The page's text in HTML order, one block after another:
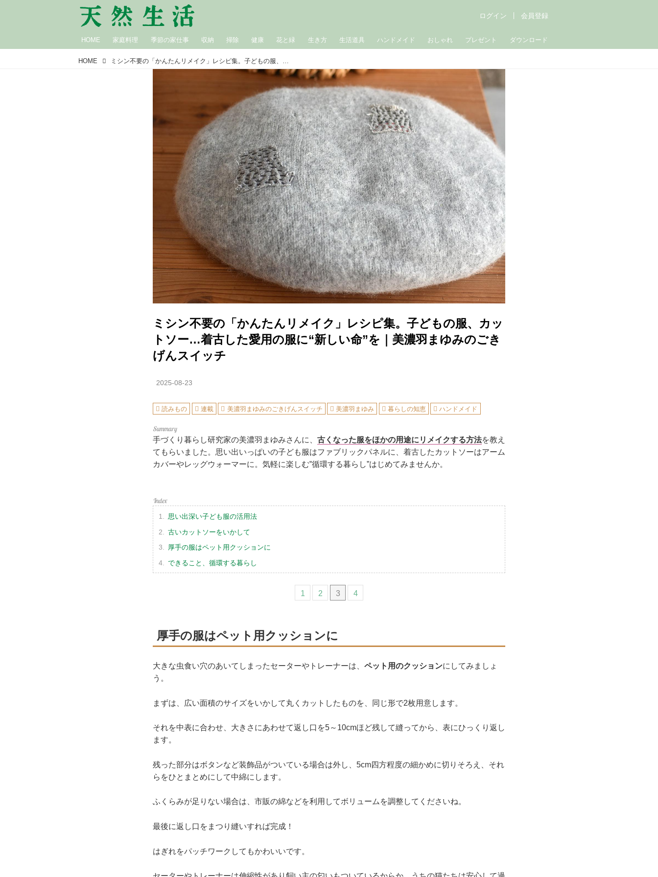
HOME 家庭料理 季節の家仕事 収納 掃除 健康 花と緑 生き方 生活道具 ハンドメイド おしゃれ プレゼント ダウンロード
ログイン 会員登録
HOME ミシン不要の「かんたんリメイク」レシピ集。子どもの服、カットソー…着古した愛用の服に“新しい命”を｜美濃羽まゆみのごきげんスイッチ
ミシン不要の「かんたんリメイク」レシピ集。子どもの服、カッ
トソー…着古した愛用の服に“新しい命”を｜美濃羽まゆみのごき
げんスイッチ
2025-08-23
読みもの 連載 美濃羽まゆみのごきげんスイッチ 美濃羽まゆみ 暮らしの知恵 ハンドメイド
手づくり暮らし研究家の美濃羽まゆみさんに、 古くなった服をほかの用途にリメイクする方法を教え
てもらいました。思い出いっぱいの子ども服はファブリックパネルに、着古したカットソーはアーム
カバーやレッグウォーマーに。気軽に楽しむ‟循環する暮らし”はじめてみませんか。
思い出深い子ども服の活用法
古いカットソーをいかして
厚手の服はペット用クッションに
できること、循環する暮らし
1 2 3 4
厚手の服はペット用クッションに
大きな虫食い穴のあいてしまったセーターやトレーナーは、 ペット用のクッションにしてみましょ
う。
まずは、広い面積のサイズをいかして丸くカットしたものを、同じ形で2枚用意します。
それを中表に合わせ、大きさにあわせて返し口を5～10cmほど残して縫ってから、表にひっくり返し
ます。
残った部分はボタンなど装飾品がついている場合は外し、5cm四方程度の細かめに切りそろえ、それ
らをひとまとめにして中綿にします。
ふくらみが足りない場合は、市販の綿などを利用してボリュームを調整してくださいね。
最後に返し口をまつり縫いすれば完成！
はぎれをパッチワークしてもかわいいです。